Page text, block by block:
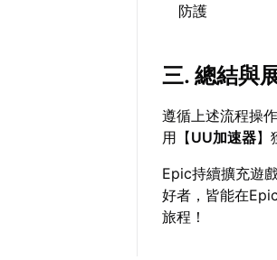
防護
三. 總結與
遵循上述流程操
用【UU加速器】
Epic持續擴充遊
好者，皆能在
旅程！